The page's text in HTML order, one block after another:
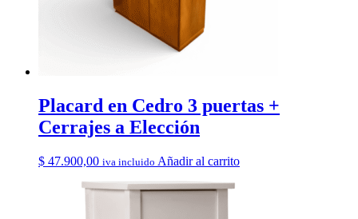
Placard en Cedro 3 puertas +
Cerrajes a Elección
$ 47.900,00 iva incluido Añadir al carrito